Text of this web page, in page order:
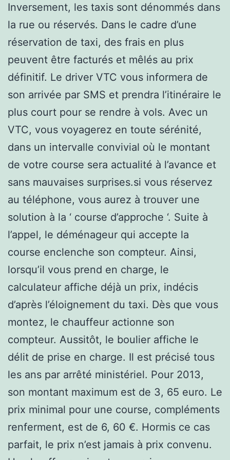
Inversement, les taxis sont dénommés dans
la rue ou réservés. Dans le cadre d’une
réservation de taxi, des frais en plus
peuvent être facturés et mêlés au prix
définitif. Le driver VTC vous informera de
son arrivée par SMS et prendra l’itinéraire le
plus court pour se rendre à vols. Avec un
VTC, vous voyagerez en toute sérénité,
dans un intervalle convivial où le montant
de votre course sera actualité à l’avance et
sans mauvaises surprises.si vous réservez
au téléphone, vous aurez à trouver une
solution à la ‘ course d’approche ‘. Suite à
l’appel, le déménageur qui accepte la
course enclenche son compteur. Ainsi,
lorsqu’il vous prend en charge, le
calculateur affiche déjà un prix, indécis
d’après l’éloignement du taxi. Dès que vous
montez, le chauffeur actionne son
compteur. Aussitôt, le boulier affiche le
délit de prise en charge. Il est précisé tous
les ans par arrêté ministériel. Pour 2013,
son montant maximum est de 3, 65 euro. Le
prix minimal pour une course, compléments
renferment, est de 6, 60 €. Hormis ce cas
parfait, le prix n’est jamais à prix convenu.